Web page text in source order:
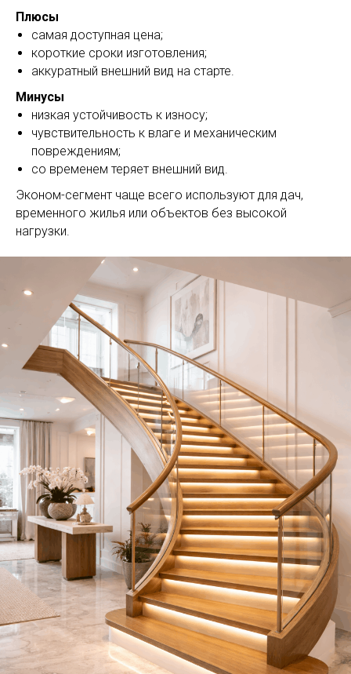
Выезд и ЗD ПРОЕКТ
Лестница на
металлокаркасе
обшивку деревом
Москве
Плюсы
самая доступная цена;
короткие сроки изготовления;
аккуратный внешний вид на старте.
Минусы
низкая устойчивость к износу;
чувствительность к влаге и механическим
повреждениям;
со временем теряет внешний вид.
Эконом-сегмент чаще всего используют для дач,
временного жилья или объектов без высокой
нагрузки.